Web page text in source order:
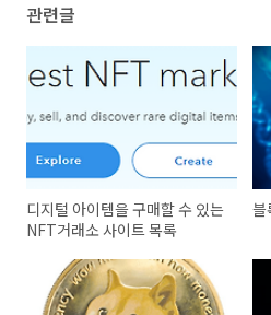
관련글
디지털 아이템을 구매할 수 있는
NFT거래소 사이트 목록
블